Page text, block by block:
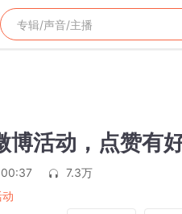
活动，点赞有
00:37
7.3万